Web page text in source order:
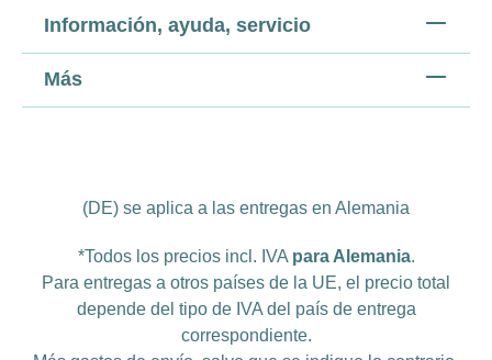
Información, ayuda, servicio
Más
(DE) se aplica a las entregas en Alemania
*Todos los precios incl. IVA para Alemania.
Para entregas a otros países de la UE, el precio total
depende del tipo de IVA del país de entrega
correspondiente.